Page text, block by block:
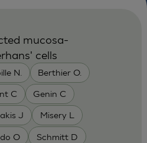
N. Berthier O.
C Genin C
J Misery L
O Schmitt D
mucosa-
cells